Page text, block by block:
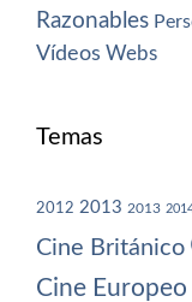
Razonables
Vídeos Webs
Temas
2012 2013 2013
Cine Británico
Cine Europeo